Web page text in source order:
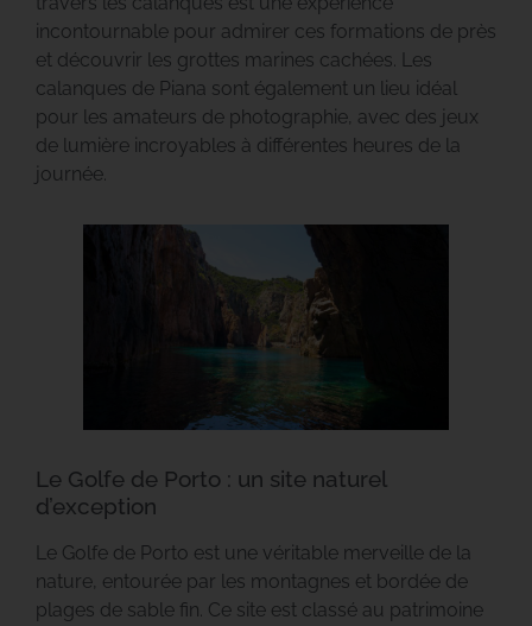
incontournable pour admirer ces formations de près
et découvrir les grottes marines cachées. Les
calanques de Piana sont également un lieu idéal
pour les amateurs de photographie, avec des jeux
de lumière incroyables à différentes heures de la
journée.
Le Golfe de Porto : un site naturel
d’exception
Le Golfe de Porto est une véritable merveille de la
nature, entourée par les montagnes et bordée de
plages de sable fin. Ce site est classé au patrimoine